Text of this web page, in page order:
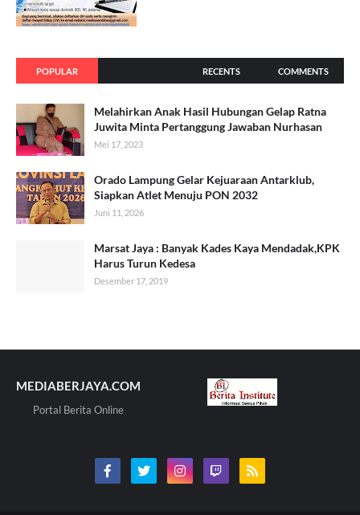
POPULAR RECENTS COMMENTS
Melahirkan Anak Hasil Hubungan Gelap Ratna
Juwita Minta Pertanggung Jawaban Nurhasan
Mei 17, 2023
Orado Lampung Gelar Kejuaraan Antarklub,
Siapkan Atlet Menuju PON 2032
Juni 11, 2026
Marsat Jaya : Banyak Kades Kaya Mendadak,KPK
Harus Turun Kedesa
Desember 17, 2019
MEDIABERJAYA.COM
Portal Berita Online